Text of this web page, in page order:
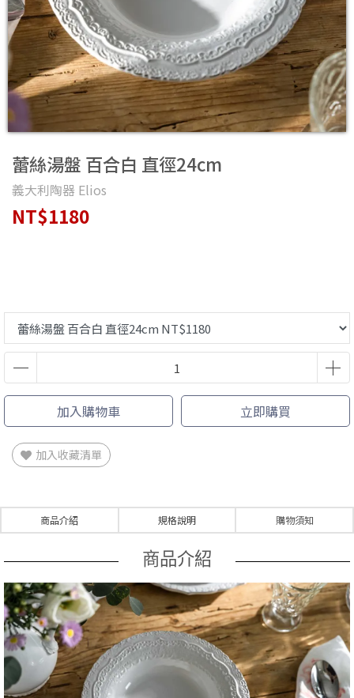
蕾絲湯盤 百合白 直徑24cm
義大利陶器 Elios
NT$1180
加入購物車 立即購買
加入收藏清單
商品介紹 規格說明 購物須知
商品介紹